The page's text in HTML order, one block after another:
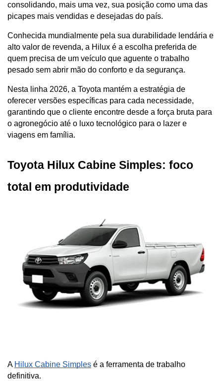
consolidando, mais uma vez, sua posição como uma das
picapes mais vendidas e desejadas do país.
Conhecida mundialmente pela sua durabilidade lendária e
alto valor de revenda, a Hilux é a escolha preferida de
quem precisa de um veículo que aguente o trabalho
pesado sem abrir mão do conforto e da segurança.
Nesta linha 2026, a Toyota mantém a estratégia de
oferecer versões específicas para cada necessidade,
garantindo que o cliente encontre desde a força bruta para
o agronegócio até o luxo tecnológico para o lazer e
viagens em família.
Toyota Hilux Cabine Simples: foco
total em produtividade
A Hilux Cabine Simples é a ferramenta de trabalho
definitiva.